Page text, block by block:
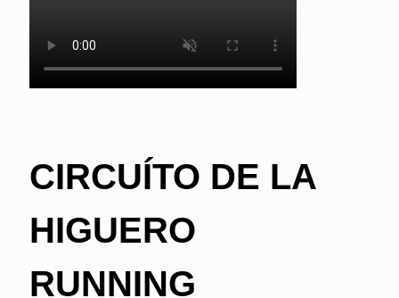
CIRCUÍTO DE LA
HIGUERO
RUNNING